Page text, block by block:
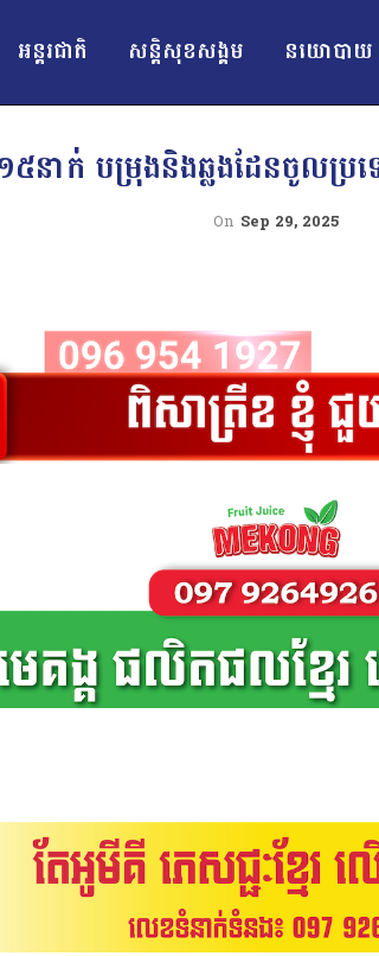
អន្ដរជាតិ សន្តិសុខសង្គម នយោបាយ
៥នាក់ បម្រុងនិងឆ្លងដែនចូល
On Sep 29, 2025